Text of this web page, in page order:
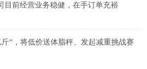
目前经营业务稳健，在手订单充裕
”，将低价送体脂秤、发起减重挑战赛